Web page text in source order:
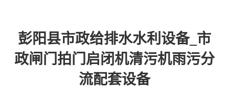
彭阳县市政给排水水利设备_市
政闸门拍门启闭机清污机雨污分
流配套设备